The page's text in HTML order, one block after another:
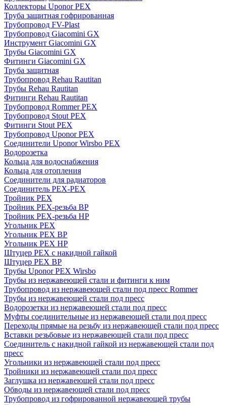
Коллекторы Uponor PEX
Труба защитная гофрированная
Трубопровод FV-Plast
Трубопровод Giacomini GX
Инструмент Giacomini GX
Трубы Giacomini GX
Фитинги Giacomini GX
Труба защитная
Трубопровод Rehau Rautitan
Трубы Rehau Rautitan
Фитинги Rehau Rautitan
Трубопровод Rommer PEX
Трубопровод Stout PEX
Фитинги Stout PEX
Трубопровод Uponor PEX
Соединители Uponor Wirsbo PEX
Водорозетка
Кольца для водоснабжения
Кольца для отопления
Соединители для радиаторов
Соединитель PEX-PEX
Тройник PEX
Тройник PEX-резьба ВР
Тройник PEX-резьба НР
Угольник PEX
Угольник PEX ВР
Угольник PEX НР
Штуцер PEX c накидной гайкой
Штуцер PEX ВР
Трубы Uponor PEX Wirsbo
Трубы из нержавеющей стали и фитинги к ним
Трубопровод из нержавеющей стали под пресс Rommer
Трубы из нержавеющей стали под пресс
Водорозетки из нержавеющей стали под пресс
Муфты соединительные из нержавеющей стали под пресс
Переходы прямые на резьбу из нержавеющей стали под пресс
Вставки резьбовые из нержавеющей стали под пресс
Соединитель с накидной гайкой из нержавеющей стали под
пресс
Угольники из нержавеющей стали под пресс
Тройники из нержавеющей стали под пресс
Заглушка из нержавеющей стали под пресс
Обводы из нержавеющей стали под пресс
Трубопровод из гофрированной нержавеющей трубы